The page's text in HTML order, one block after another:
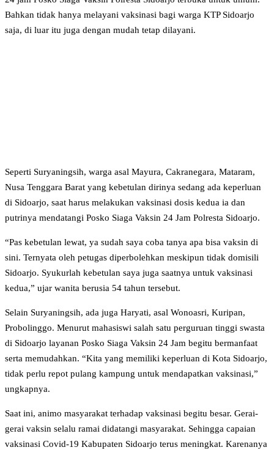
Bahkan tidak hanya melayani vaksinasi bagi warga KTP Sidoarjo
saja, di luar itu juga dengan mudah tetap dilayani.
Seperti Suryaningsih, warga asal Mayura, Cakranegara, Mataram,
Nusa Tenggara Barat yang kebetulan dirinya sedang ada keperluan
di Sidoarjo, saat harus melakukan vaksinasi dosis kedua ia dan
putrinya mendatangi Posko Siaga Vaksin 24 Jam Polresta Sidoarjo.
“Pas kebetulan lewat, ya sudah saya coba tanya apa bisa vaksin di
sini. Ternyata oleh petugas diperbolehkan meskipun tidak domisili
Sidoarjo. Syukurlah kebetulan saya juga saatnya untuk vaksinasi
kedua,” ujar wanita berusia 54 tahun tersebut.
Selain Suryaningsih, ada juga Haryati, asal Wonoasri, Kuripan,
Probolinggo. Menurut mahasiswi salah satu perguruan tinggi swasta
di Sidoarjo layanan Posko Siaga Vaksin 24 Jam begitu bermanfaat
serta memudahkan. “Kita yang memiliki keperluan di Kota Sidoarjo,
tidak perlu repot pulang kampung untuk mendapatkan vaksinasi,”
ungkapnya.
Saat ini, animo masyarakat terhadap vaksinasi begitu besar. Gerai-
gerai vaksin selalu ramai didatangi masyarakat. Sehingga capaian
vaksinasi Covid-19 Kabupaten Sidoarjo terus meningkat. Karenanya